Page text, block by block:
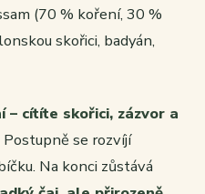
(70 % koření, 30 %
skořici, badyán,
– cítíte skořici, zázvor a
Postupně se rozvíjí
Na konci zůstává